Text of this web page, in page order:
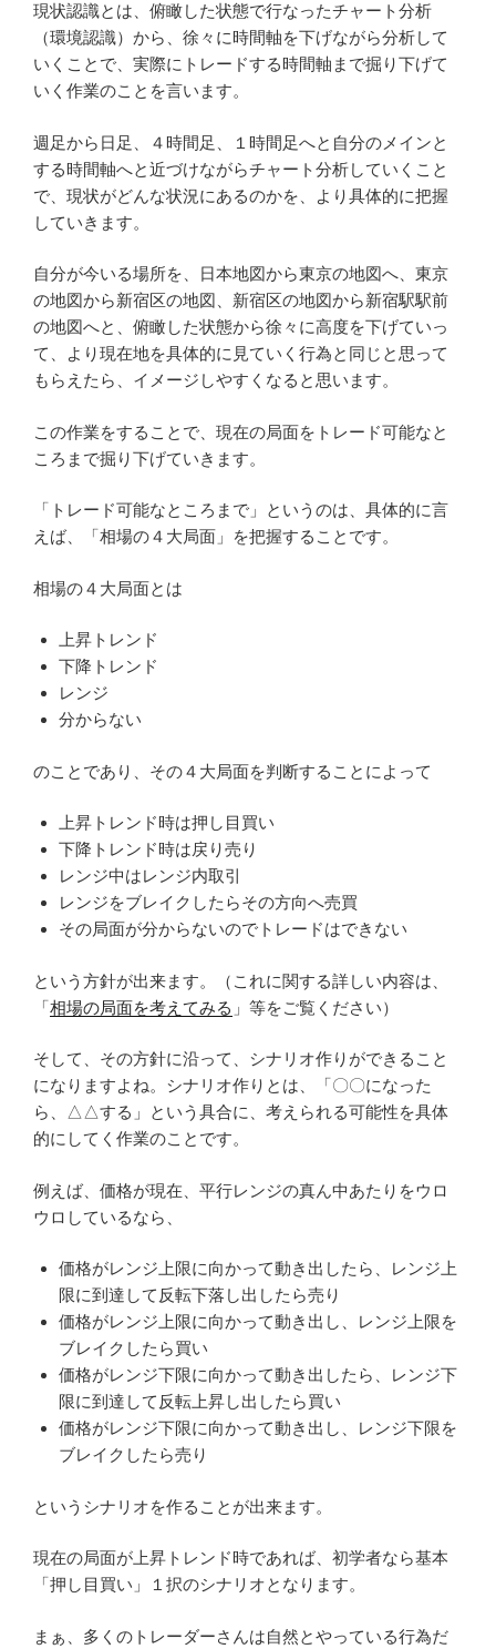
現状認識とは、俯瞰した状態で行なったチャート分析
（環境認識）から、徐々に時間軸を下げながら分析して
いくことで、実際にトレードする時間軸まで掘り下げて
いく作業のことを言います。
週足から日足、４時間足、１時間足へと自分のメインと
する時間軸へと近づけながらチャート分析していくこと
で、現状がどんな状況にあるのかを、より具体的に把握
していきます。
自分が今いる場所を、日本地図から東京の地図へ、東京
の地図から新宿区の地図、新宿区の地図から新宿駅駅前
の地図へと、俯瞰した状態から徐々に高度を下げていっ
て、より現在地を具体的に見ていく行為と同じと思って
もらえたら、イメージしやすくなると思います。
この作業をすることで、現在の局面をトレード可能なと
ころまで掘り下げていきます。
「トレード可能なところまで」というのは、具体的に言
えば、「相場の４大局面」を把握することです。
相場の４大局面とは
上昇トレンド
下降トレンド
レンジ
分からない
のことであり、その４大局面を判断することによって
上昇トレンド時は押し目買い
下降トレンド時は戻り売り
レンジ中はレンジ内取引
レンジをブレイクしたらその方向へ売買
その局面が分からないのでトレードはできない
という方針が出来ます。（これに関する詳しい内容は、
「相場の局面を考えてみる 」等をご覧ください）
そして、その方針に沿って、シナリオ作りができること
になりますよね。シナリオ作りとは、「〇〇になった
ら、△△する」という具合に、考えられる可能性を具体
的にしてく作業のことです。
例えば、価格が現在、平行レンジの真ん中あたりをウロ
ウロしているなら、
価格がレンジ上限に向かって動き出したら、レンジ上
限に到達して反転下落し出したら売り
価格がレンジ上限に向かって動き出し、レンジ上限を
ブレイクしたら買い
価格がレンジ下限に向かって動き出したら、レンジ下
限に到達して反転上昇し出したら買い
価格がレンジ下限に向かって動き出し、レンジ下限を
ブレイクしたら売り
というシナリオを作ることが出来ます。
現在の局面が上昇トレンド時であれば、初学者なら基本
「押し目買い」１択のシナリオとなります。
まぁ、多くのトレーダーさんは自然とやっている行為だ